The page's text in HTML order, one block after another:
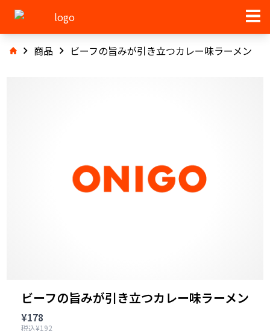
商品 ビーフの旨みが引き立つカレー味ラーメン
ビーフの旨みが引き立つカレー味ラーメン
¥178
税込¥192